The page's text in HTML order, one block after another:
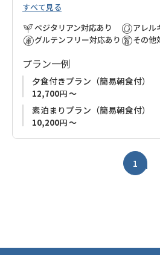
供します。
清潔で広々とした客室には美しい庭が
ったりと過ごせます。
熊野本宮大社へのアクセスも良好で、
可能。熊野詣の前泊に最適なロケーシ
すべて見る
ベジタリアン対応あり
グルテンフリー対応あり
アレル
その他
プラン一例
夕食付きプラン（簡易朝食付）
12,700円 ～
素泊まりプラン（簡易朝食付）
10,200円 ～
1